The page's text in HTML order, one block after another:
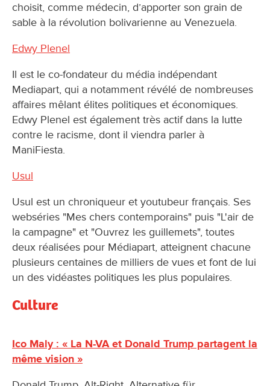
choisit, comme médecin, d’apporter son grain de
sable à la révolution bolivarienne au Venezuela.
Edwy Plenel
Il est le co-fondateur du média indépendant
Mediapart, qui a notamment révélé de nombreuses
affaires mêlant élites politiques et économiques.
Edwy Plenel est également très actif dans la lutte
contre le racisme, dont il viendra parler à
ManiFiesta.
Usul
Usul est un chroniqueur et youtubeur français. Ses
webséries "Mes chers contemporains" puis "L'air de
la campagne" et "Ouvrez les guillemets", toutes
deux réalisées pour Médiapart, atteignent chacune
plusieurs centaines de milliers de vues et font de lui
un des vidéastes politiques les plus populaires.
Culture
Ico Maly : « La N-VA et Donald Trump partagent la
même vision »